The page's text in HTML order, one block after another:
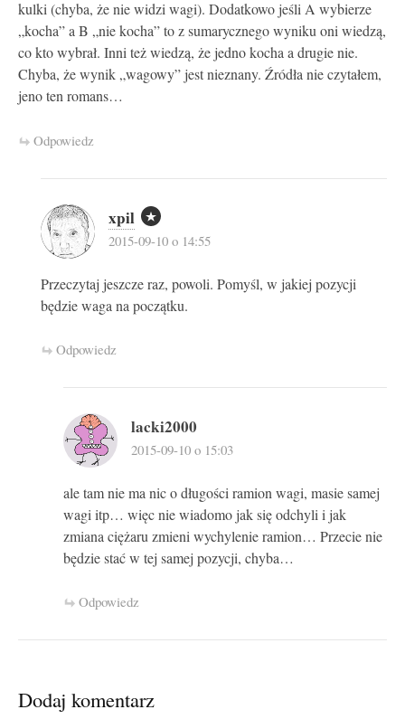
kulki (chyba, że nie widzi wagi). Dodatkowo jeśli A wybierze
„kocha” a B „nie kocha” to z sumarycznego wyniku oni wiedzą,
co kto wybrał. Inni też wiedzą, że jedno kocha a drugie nie.
Chyba, że wynik „wagowy” jest nieznany. Źródła nie czytałem,
jeno ten romans…
Odpowiedz
xpil
2015-09-10 o 14:55
Przeczytaj jeszcze raz, powoli. Pomyśl, w jakiej pozycji
będzie waga na początku.
Odpowiedz
lacki2000
2015-09-10 o 15:03
ale tam nie ma nic o długości ramion wagi, masie samej
wagi itp… więc nie wiadomo jak się odchyli i jak
zmiana ciężaru zmieni wychylenie ramion… Przecie nie
będzie stać w tej samej pozycji, chyba…
Odpowiedz
Dodaj komentarz